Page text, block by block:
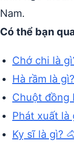
Nam.
Có thể bạn
Chớ chi là
Hà rầm là
Chuột đồng
Phát xuất là
Kỵ sĩ là gì?